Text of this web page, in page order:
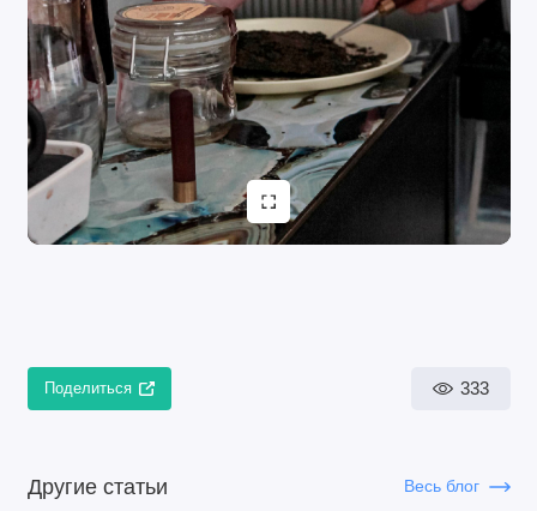
Поделиться 333
Другие статьи Весь блог